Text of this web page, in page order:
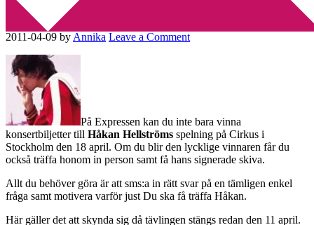
2011-04-09 by Annika Leave a Comment
På Expressen kan du inte bara vinna
konsertbiljetter till Håkan Hellströms spelning på Cirkus i
Stockholm den 18 april. Om du blir den lycklige vinnaren får du
också träffa honom in person samt få hans signerade skiva.
Allt du behöver göra är att sms:a in rätt svar på en tämligen enkel
fråga samt motivera varför just Du ska få träffa Håkan.
Här gäller det att skynda sig då tävlingen stängs redan den 11 april.